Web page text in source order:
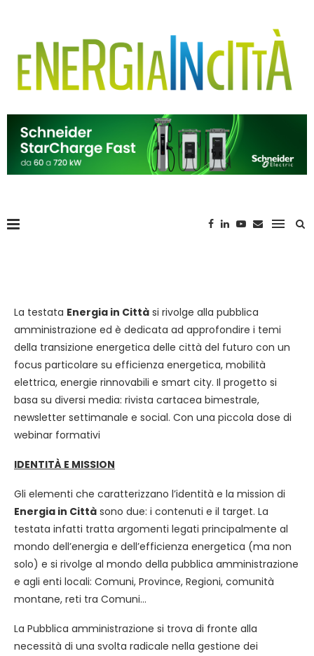
La testata Energia in Città si rivolge alla pubblica
amministrazione ed è dedicata ad approfondire i temi
della transizione energetica delle città del futuro con un
focus particolare su efficienza energetica, mobilità
elettrica, energie rinnovabili e smart city. Il progetto si
basa su diversi media: rivista cartacea bimestrale,
newsletter settimanale e social. Con una piccola dose di
webinar formativi
IDENTITÀ E MISSION
Gli elementi che caratterizzano l’identità e la mission di
Energia in Città sono due: i contenuti e il target. La
testata infatti tratta argomenti legati principalmente al
mondo dell’energia e dell’efficienza energetica (ma non
solo) e si rivolge al mondo della pubblica amministrazione
e agli enti locali: Comuni, Province, Regioni, comunità
montane, reti tra Comuni…
La Pubblica amministrazione si trova di fronte alla
necessità di una svolta radicale nella gestione dei